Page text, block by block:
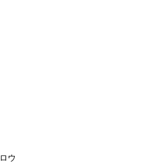
ウ